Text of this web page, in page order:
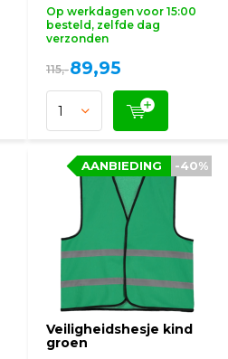
Op werkdagen voor 15:00
besteld, zelfde dag
verzonden
115,-89,95
Veiligheidshesje kind
groen
-40%
AANBIEDING -40%
AANBIEDING